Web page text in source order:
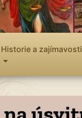
Historie a zajímavosti